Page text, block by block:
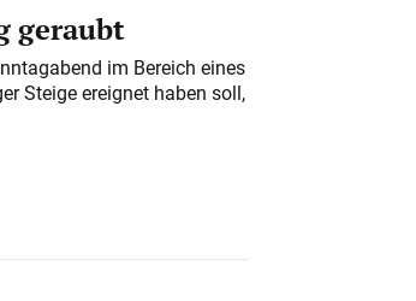
geraubt
im Bereich eines
Steige ereignet haben soll,